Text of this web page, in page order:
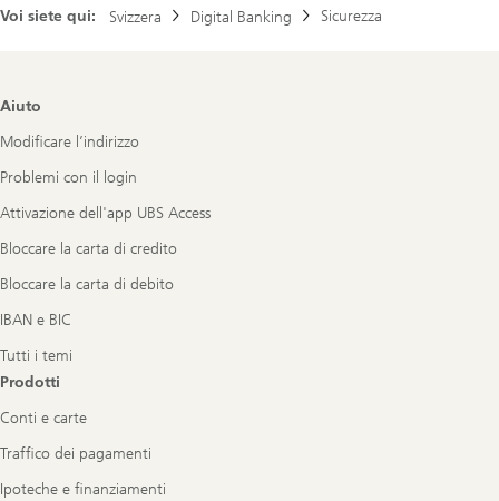
Voi siete qui: Svizzera Digital Banking Sicurezza
Footer
Aiuto
Modificare l’indirizzo
Problemi con il login
Attivazione dell'app UBS Access
Bloccare la carta di credito
Bloccare la carta di debito
IBAN e BIC
Tutti i temi
Prodotti
Conti e carte
Traffico dei pagamenti
Ipoteche e finanziamenti